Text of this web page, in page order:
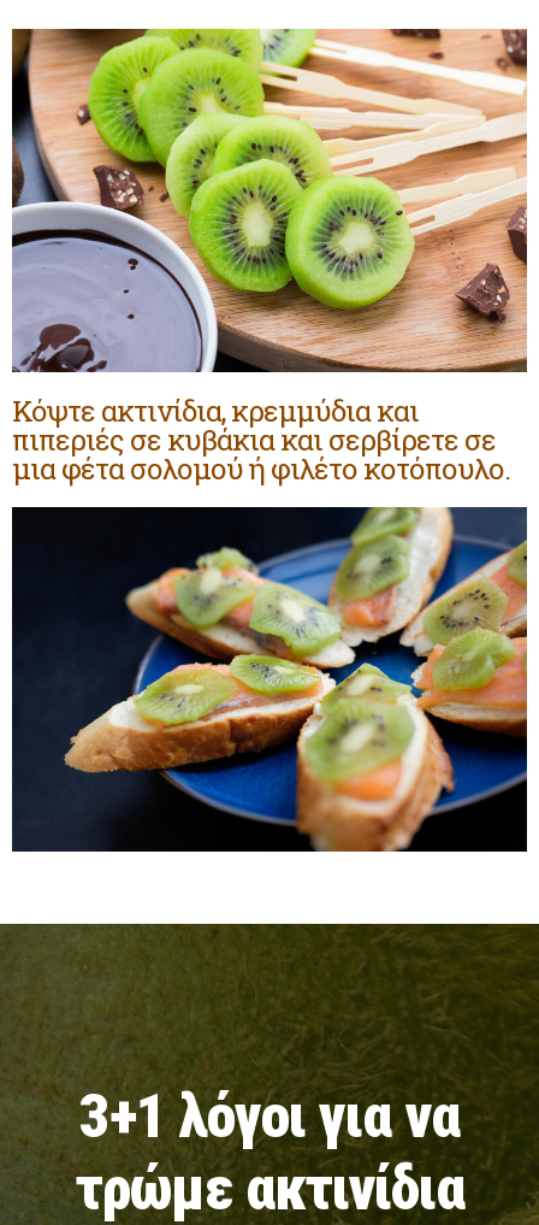
Κόψτε ακτινίδια, κρεμμύδια και
πιπεριές σε κυβάκια και σερβίρετε σε
μια φέτα σολομού ή φιλέτο κοτόπουλο.
3+1 λόγοι για να
τρώμε ακτινίδια